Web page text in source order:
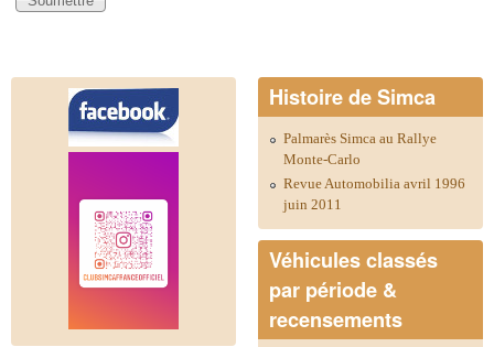
Histoire de Simca
Palmarès Simca au Rallye
Monte-Carlo
Revue Automobilia avril 1996
juin 2011
Véhicules classés
par période &
recensements